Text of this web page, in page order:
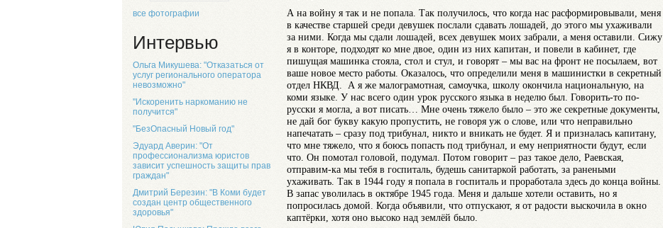
все фотографии
Интервью
Ольга Микушева: "Отказаться от
услуг регионального оператора
невозможно"
"Искоренить наркоманию не
получится"
"БезОпасный Новый год"
Эдуард Аверин: "От
профессионализма юристов
зависит успешность защиты прав
граждан"
Дмитрий Березин: "В Коми будет
создан центр общественного
здоровья"
А на войну я так и не попала. Так получилось, что когда нас расформировывали, меня
в качестве старшей среди девушек послали сдавать лошадей, до этого мы ухаживали
за ними. Когда мы сдали лошадей, всех девушек моих забрали, а меня оставили. Сижу
я в конторе, подходят ко мне двое, один из них капитан, и повели в кабинет, где
пишущая машинка стояла, стол и стул, и говорят – мы вас на фронт не посылаем, вот
ваше новое место работы. Оказалось, что определили меня в машинистки в секретный
отдел НКВД. А я же малограмотная, самоучка, школу окончила национальную, на
коми языке. У нас всего один урок русского языка в неделю был. Говорить-то по-
русски я могла, а вот писать… Мне очень тяжело было – это же секретные документы,
не дай бог букву какую пропустить, не говоря уж о слове, или что неправильно
напечатать – сразу под трибунал, никто и вникать не будет. Я и призналась капитану,
что мне тяжело, что я боюсь попасть под трибунал, и ему неприятности будут, если
что. Он помотал головой, подумал. Потом говорит – раз такое дело, Раевская,
отправим-ка мы тебя в госпиталь, будешь санитаркой работать, за ранеными
ухаживать. Так в 1944 году я попала в госпиталь и проработала здесь до конца войны.
В запас уволилась в октябре 1945 года. Меня и дальше хотели оставить, но я
попросилась домой. Когда объявили, что отпускают, я от радости выскочила в окно
каптёрки, хотя оно высоко над землёй было.